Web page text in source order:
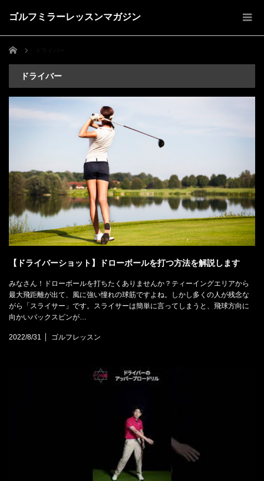
ゴルフミラーレッスンマガジン
ホーム
ドライバー
【ドライバーショット】ドローボールを打つ方法を解説します
みなさん！ドローボールを打ちたくありませんか？ティーイングエリアから
最大飛距離が出て、風に強い憧れの球筋ですよね。しかし多くの人が残念な
がら「スライサー」です。スライサーは簡単に言ってしまうと、飛球方向に
向かいバックスピンが…
2022/8/31 ゴルフレッスン